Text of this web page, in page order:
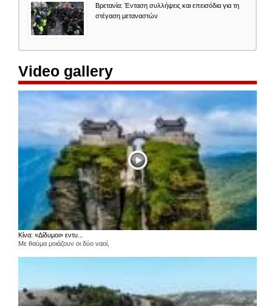
Βρετανία: Ένταση συλλήψεις και επεισόδια για τη
στέγαση μεταναστών
Video gallery
Κίνα: «Δίδυμοι» εντυ...
Με θαύμα μοιάζουν οι δύο ναοί,